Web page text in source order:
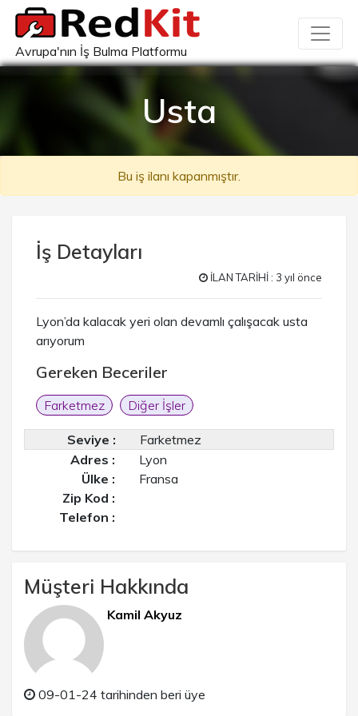
Avrupa'nın İş Bulma Platformu
Usta
Bu iş ilanı kapanmıştır.
İş Detayları
İLAN TARİHİ : 3 yıl önce
Lyon’da kalacak yeri olan devamlı çalışacak usta
arıyorum
Gereken Beceriler
Farketmez Diğer İşler
Seviye :
Farketmez
Adres :
Lyon
Ülke :
Fransa
Zip Kod :
Telefon :
Müşteri Hakkında
Kamil Akyuz
09-01-24 tarihinden beri üye